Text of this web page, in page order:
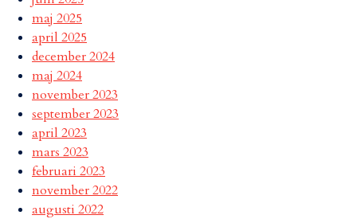
maj 2025
april 2025
december 2024
maj 2024
november 2023
september 2023
april 2023
mars 2023
februari 2023
november 2022
augusti 2022